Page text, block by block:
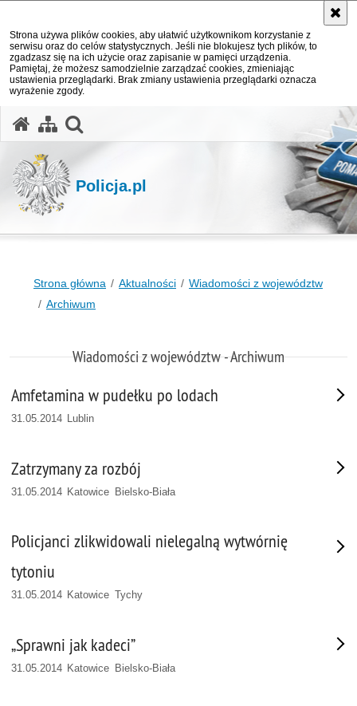
Strona używa plików cookies, aby ułatwić użytkownikom korzystanie z
serwisu oraz do celów statystycznych. Jeśli nie blokujesz tych plików, to
zgadzasz się na ich użycie oraz zapisanie w pamięci urządzenia.
Pamiętaj, że możesz samodzielnie zarządzać cookies, zmieniając
ustawienia przeglądarki. Brak zmiany ustawienia przeglądarki oznacza
wyrażenie zgody.
Policja.pl
Strona główna Aktualności
Wiadomości z województw
Archiwum
Wiadomości z województw - Archiwum
Amfetamina w pudełku po lodach
31.05.2014 Lublin
Zatrzymany za rozbój
31.05.2014 Katowice Bielsko-Biała
Policjanci zlikwidowali nielegalną wytwórnię
tytoniu
31.05.2014 Katowice Tychy
„Sprawni jak kadeci”
31.05.2014 Katowice Bielsko-Biała